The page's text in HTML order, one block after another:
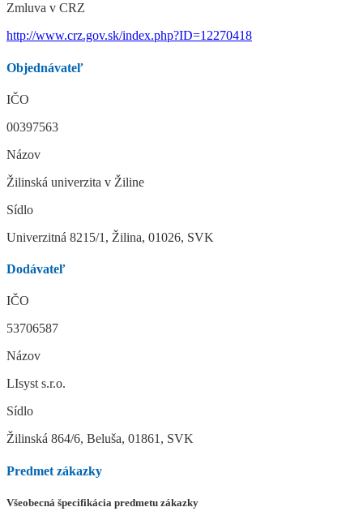
Zmluva v CRZ
http://www.crz.gov.sk/index.php?ID=12270418
Objednávateľ
IČO
00397563
Názov
Žilinská univerzita v Žiline
Sídlo
Univerzitná 8215/1, Žilina, 01026, SVK
Dodávateľ
IČO
53706587
Názov
LIsyst s.r.o.
Sídlo
Žilinská 864/6, Beluša, 01861, SVK
Predmet zákazky
Všeobecná špecifikácia predmetu zákazky